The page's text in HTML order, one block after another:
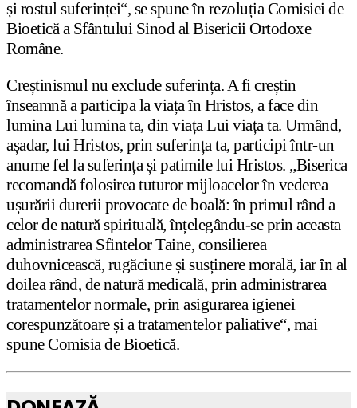
și rostul suferinței“, se spune în rezoluția Comisiei de
Bioetică a Sfântului Sinod al Bisericii Ortodoxe
Române.
Creștinismul nu exclude suferința. A fi creștin
înseamnă a participa la viața în Hristos, a face din
lumina Lui lumina ta, din viața Lui viața ta. Urmând,
așadar, lui Hristos, prin suferința ta, participi într-un
anume fel la suferința și patimile lui Hristos. „Biserica
recomandă folosirea tuturor mijloacelor în vederea
ușurării durerii provocate de boală: în primul rând a
celor de natură spirituală, înțelegându-se prin aceasta
administrarea Sfintelor Taine, consilierea
duhovnicească, rugăciune și susținere morală, iar în al
doilea rând, de natură medicală, prin administrarea
tratamentelor normale, prin asigurarea igienei
corespunzătoare și a tratamentelor paliative“, mai
spune Comisia de Bioetică.